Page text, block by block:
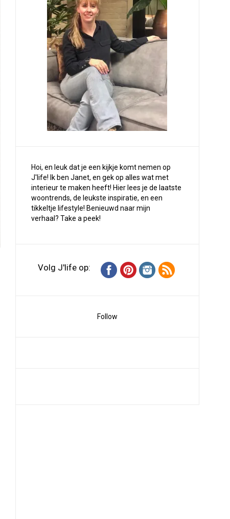
Hoi, en leuk dat je een kijkje komt nemen op
J'life! Ik ben Janet, en gek op alles wat met
interieur te maken heeft! Hier lees je de laatste
woontrends, de leukste inspiratie, en een
tikkeltje lifestyle! Benieuwd naar mijn
verhaal? Take a peek!
Volg J'life op:
Follow